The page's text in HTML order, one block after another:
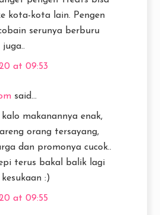
kota-kota lain. Pengen
serunya berburu
at 09:53
said...
makanannya enak,
orang tersayang,
dan promonya cucok..
terus bakal balik lagi
:)
at 09:55